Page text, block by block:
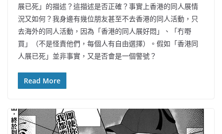
展已死」的描述？這描述是否正確？事實上香港的同人展情
況又如何？我身邊有幾位朋友甚至不去香港的同人活動，只
去海外的同人活動，因為「香港的同人展好悶」、「冇嘢
買」（不是怪責他們，每個人有自由選擇）。假如「香港同
人展已死」並非事實，又是否會是一個警號？
Read More